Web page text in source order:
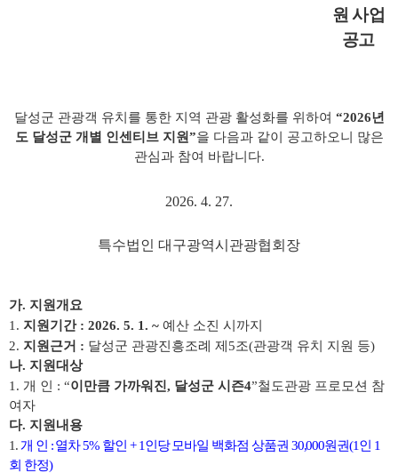
원 사업
공고
달성군 관광객 유치를 통한 지역 관광 활성화를 위하여 “2026년
도 달성군 개별 인센티브 지원”을 다음과 같이 공고하오니 많은
관심과 참여 바랍니다.
2026. 4. 27.
특수법인 대구광역시관광협회장
가. 지원개요
1. 지원기간 : 2026. 5. 1. ~ 예산 소진 시까지
2. 지원근거 : 달성군 관광진흥조례 제 5조(관광객 유치 지원 등)
나. 지원대상
1. 개 인 : “이만큼 가까워진 , 달성군 시즌4”철도관광 프로모션 참
여자
다. 지원내용
1. 개 인 :열차5% 할인 + 1인당 모바일 백화점 상품권 30,000원권(1인 1
회 한정)